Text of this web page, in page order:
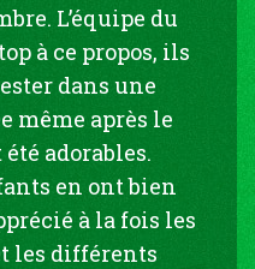
L’équipe du
à ce propos, ils
dans une
même après le
adorables.
en ont bien
à la fois les
les différents